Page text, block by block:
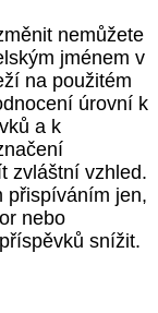
nemůžete
jménem v
na použitém
úrovní k
a k
zvláštní vzhled.
přispíváním jen,
nebo
snížit.